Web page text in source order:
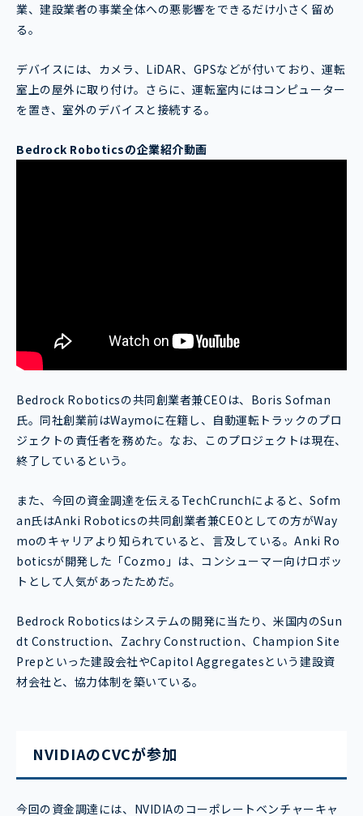
業、建設業者の事業全体への悪影響をできるだけ小さく留め
る。
デバイスには、カメラ、LiDAR、GPSなどが付いており、運転
室上の屋外に取り付け。さらに、運転室内にはコンピューター
を置き、室外のデバイスと接続する。
Bedrock Roboticsの企業紹介動画
Bedrock Roboticsの共同創業者兼CEOは、Boris Sofman
氏。同社創業前はWaymoに在籍し、自動運転トラックのプロ
ジェクトの責任者を務めた。なお、このプロジェクトは現在、
終了しているという。
また、今回の資金調達を伝えるTechCrunchによると、Sofm
an氏はAnki Roboticsの共同創業者兼CEOとしての方がWay
moのキャリアより知られていると、言及している。Anki Ro
boticsが開発した「Cozmo」は、コンシューマー向けロボッ
トとして人気があったためだ。
Bedrock Roboticsはシステムの開発に当たり、米国内のSun
dt Construction、Zachry Construction、Champion Site
Prepといった建設会社やCapitol Aggregatesという建設資
材会社と、協力体制を築いている。
NVIDIAのCVCが参加
今回の資金調達には、NVIDIAのコーポレートベンチャーキャ